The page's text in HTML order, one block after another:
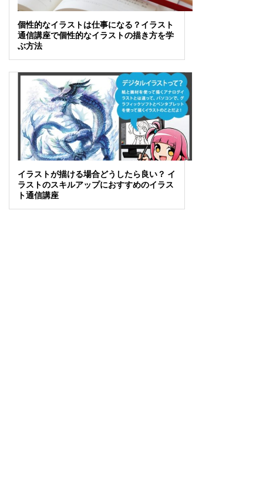
個性的なイラストは仕事になる？イラスト
通信講座で個性的なイラストの描き方を学
ぶ方法
イラストが描ける場合どうしたら良い？ イ
ラストのスキルアップにおすすめのイラス
ト通信講座